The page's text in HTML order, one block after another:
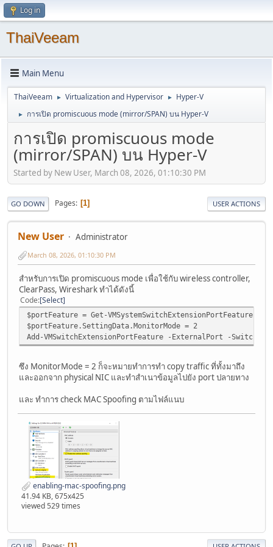
Log in
ThaiVeeam
Main Menu
ThaiVeeam ► Virtualization and Hypervisor ► Hyper-V
► การเปิด promiscuous mode (mirror/SPAN) บน Hyper-V
การเปิด promiscuous mode
(mirror/SPAN) บน Hyper-V
Started by New User, March 08, 2026, 01:10:30 PM
GO DOWN Pages 1 USER ACTIONS
New User Administrator
March 08, 2026, 01:10:30 PM
สำหรับการเปิด promiscuous mode เพื่อใช้กับ wireless controller,
ClearPass, Wireshark ทำได้ดังนี้
Code Select
$portFeature = Get-VMSystemSwitchExtensionPortFeature
$portFeature.SettingData.MonitorMode = 2
Add-VMSwitchExtensionPortFeature -ExternalPort -
ซึง MonitorMode = 2 ก็จะหมายทำการทำ copy traffic ที่ทั้งมาถึง
และออกจาก physical NIC และทำสำเนาข้อมูลไปยัง port ปลายทาง
และ ทำการ check MAC Spoofing ตามไฟล์แนบ
enabling-mac-spoofing.png
41.94 KB, 675x425
viewed 529 times